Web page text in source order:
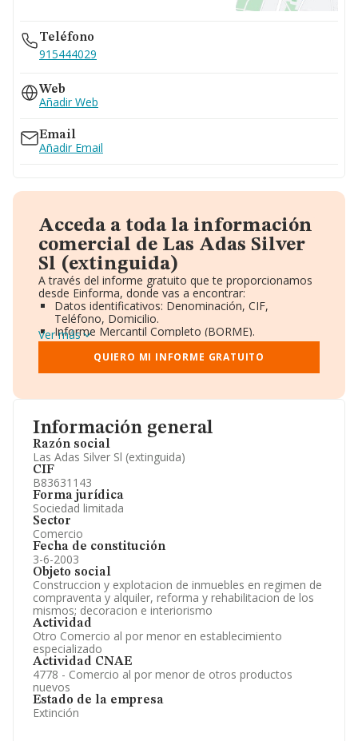
Información general
Razón social
Las Adas Silver Sl (extinguida)
CIF
B83631143
Forma jurídica
Sociedad limitada
Sector
Comercio
Fecha de constitución
3-6-2003
Objeto social
Construccion y explotacion de inmuebles en regimen de
compraventa y alquiler, reforma y rehabilitacion de los
mismos; decoracion e interiorismo
Actividad
Otro Comercio al por menor en establecimiento
especializado
Actividad CNAE
4778 - Comercio al por menor de otros productos
nuevos
Estado de la empresa
Extinción
Teléfono
915444029
Web
Añadir Web
Email
Añadir Email
Acceda a toda la información
comercial de Las Adas Silver
Sl (extinguida)
A través del informe gratuito que te proporcionamos
desde Einforma, donde vas a encontrar:
Datos identificativos: Denominación, CIF,
Teléfono, Domicilio.
Informe Mercantil Completo (BORME).
Gráficos de Evolución Ventas y Empleados.
Consejo de Administración y Administradores.
Directivos y Ejecutivos.
Información oficial y registral complementaria.
Ver más
QUIERO MI INFORME GRATUITO